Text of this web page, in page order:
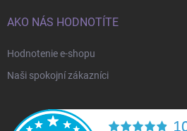
AKO NÁS HODNOTÍTE
Hodnotenie e-shopu
Naši spokojní zákazníci